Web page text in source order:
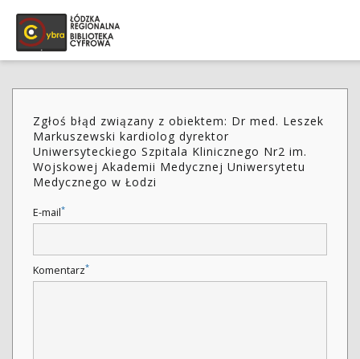
Zgłoś błąd związany z obiektem: Dr med. Leszek
Markuszewski kardiolog dyrektor
Uniwersyteckiego Szpitala Klinicznego Nr2 im.
Wojskowej Akademii Medycznej Uniwersytetu
Medycznego w Łodzi
E-mail*
Komentarz*